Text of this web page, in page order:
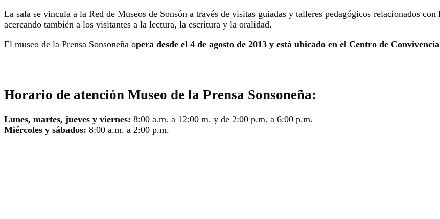
La sala se vincula a la Red de Museos de Sonsón a través de visitas guiadas y talleres pedagógicos relacionados
acercando también a los visitantes a la lectura, la escritura y la oralidad.
El museo de la Prensa Sonsoneña opera desde el 4 de agosto de 2013 y está ubicado en el Centro de
Horario de atención Museo de la Prensa Sonsoneña:
Lunes, martes, jueves y viernes: 8:00 a.m. a 12:00 m. y de 2:00 p.m. a 6:00 p.m.
Miércoles y sábados: 8:00 a.m. a 2:00 p.m.